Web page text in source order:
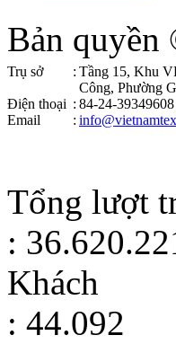
Bản quyền
Trụ sở : Tầng 15, Khu
Công, Phường
Điện thoại : 84-24-
Email
:
Tổng lượt
:
Khách
: 44.092